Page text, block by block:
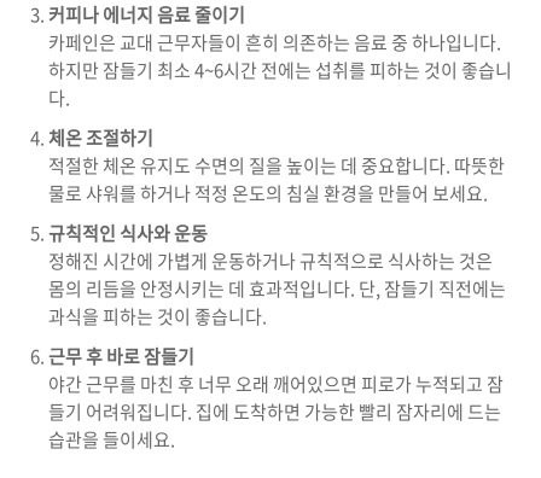
커피나 에너지 음료 줄이기
카페인은 교대 근무자들이 흔히 의존하는 음료 중 하나입니다.
하지만 잠들기 최소 4~6시간 전에는 섭취를 피하는 것이 좋습니
다.
체온 조절하기
적절한 체온 유지도 수면의 질을 높이는 데 중요합니다. 따뜻한
물로 샤워를 하거나 적정 온도의 침실 환경을 만들어 보세요.
규칙적인 식사와 운동
정해진 시간에 가볍게 운동하거나 규칙적으로 식사하는 것은
몸의 리듬을 안정시키는 데 효과적입니다. 단, 잠들기 직전에는
과식을 피하는 것이 좋습니다.
근무 후 바로 잠들기
야간 근무를 마친 후 너무 오래 깨어있으면 피로가 누적되고 잠
들기 어려워집니다. 집에 도착하면 가능한 빨리 잠자리에 드는
습관을 들이세요.